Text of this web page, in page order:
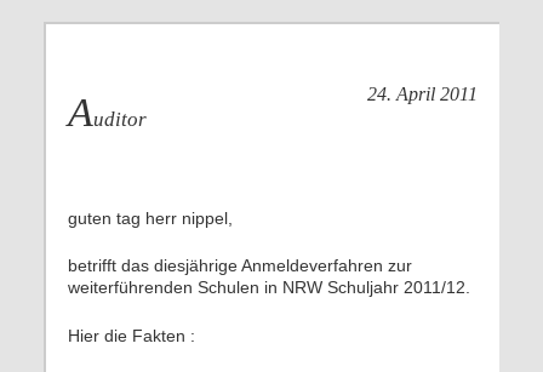
Auditor
24. April 2011
guten tag herr nippel,
betrifft das diesjährige Anmeldeverfahren zur
weiterführenden Schulen in NRW Schuljahr 2011/12.
Hier die Fakten :